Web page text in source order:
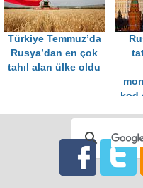
Türkiye Temmuz’da
Rusya’dan en çok
tahıl alan ülke oldu
kod